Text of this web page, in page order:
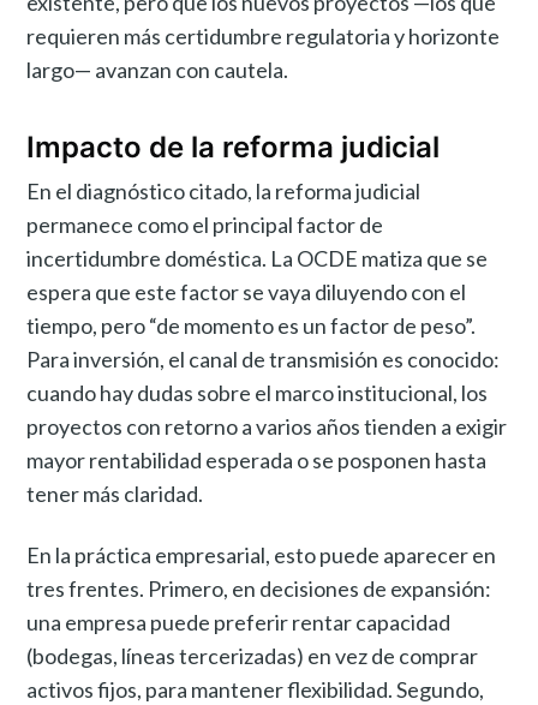
requieren más certidumbre regulatoria y horizonte
largo— avanzan con cautela.
Impacto de la reforma judicial
En el diagnóstico citado, la reforma judicial
permanece como el principal factor de
incertidumbre doméstica. La OCDE matiza que se
espera que este factor se vaya diluyendo con el
tiempo, pero “de momento es un factor de peso”.
Para inversión, el canal de transmisión es conocido:
cuando hay dudas sobre el marco institucional, los
proyectos con retorno a varios años tienden a exigir
mayor rentabilidad esperada o se posponen hasta
tener más claridad.
En la práctica empresarial, esto puede aparecer en
tres frentes. Primero, en decisiones de expansión:
una empresa puede preferir rentar capacidad
(bodegas, líneas tercerizadas) en vez de comprar
activos fijos, para mantener flexibilidad. Segundo,